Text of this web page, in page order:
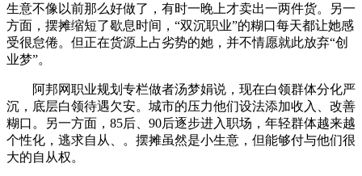
生意不像以前那么好做了，有时一晚上才卖出一两件货。另一
方面，摆摊缩短了歇息时间，“双沉职业”的糊口每天都让她感
受很怠倦。但正在货源上占劣势的她，并不情愿就此放弃“创
业梦”。
阿邦网职业规划专栏做者汤梦娟说，现在白领群体分化严
沉，底层白领待遇欠安。城市的压力他们设法添加收入、改善
糊口。另一方面，85后、90后逐步进入职场，年轻群体越来越
个性化，逃求自从、。摆摊虽然是小生意，但能够付与他们很
大的自从权。